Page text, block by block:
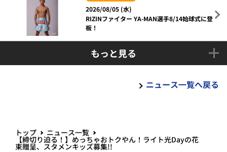
2026/08/05 (水)
RIZINファイター YA-MAN選手8/14始球式に登
板！
もっと見る
ニュース一覧へ戻る
トップ ニュース一覧
【締切り迫る！】めっちゃおトクやん！ライト光Dayの花
束贈呈、スタメンキッズ募集!!